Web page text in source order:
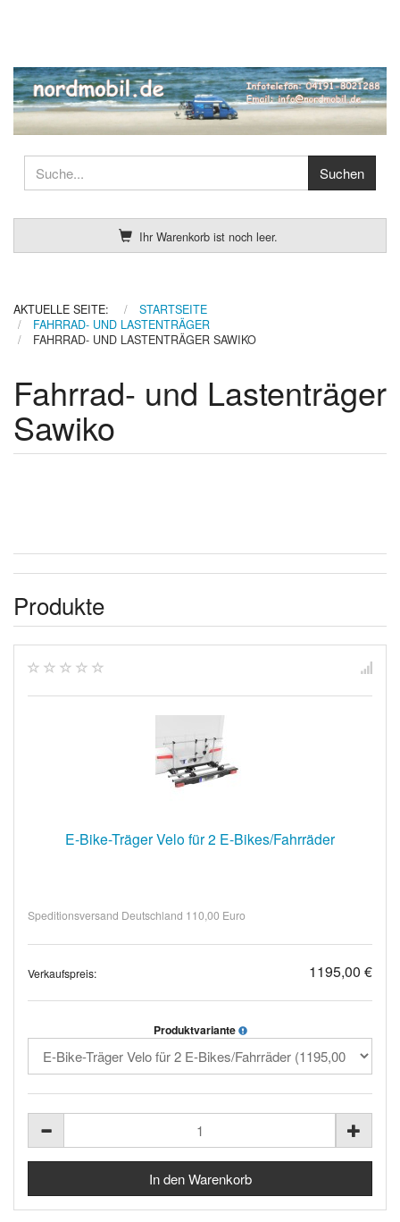
Ihr Warenkorb ist noch leer.
AKTUELLE SEITE:
STARTSEITE
FAHRRAD- UND LASTENTRÄGER
FAHRRAD- UND LASTENTRÄGER SAWIKO
Fahrrad- und Lastenträger
Sawiko
Produkte
E-Bike-Träger Velo für 2 E-Bikes/Fahrräder
Speditionsversand Deutschland 110,00 Euro
Verkaufspreis: 1195,00 €
Produktvariante